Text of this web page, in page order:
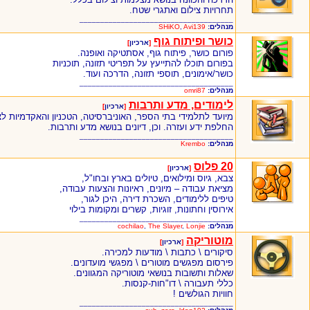
תחרויות צילום ואתגרי שטח.
מנהלים:
SHiKO Avi139
כושר ופיתוח גוף [ארכיון]
פורום כושר, פיתוח גוף, אסתטיקה ואופנה.
בפורום תוכלו להתייעץ על תפריטי תזונה, תוכניות
כושר/אימונים, תוספי תזונה, הדרכה ועוד.
מנהלים: omri87
לימודים, מדע ותרבות [ארכיון]
מיועד לתלמידי בתי הספר, האוניברסיטה, הטכניון והאקדמיות
החלפת ידע ועזרה. וכן, דיונים בנושא מדע ותרבות.
מנהלים: Krembo
20 פלוס [ארכיון]
צבא, גיוס ומילואים, טיולים בארץ ובחו"ל,
מציאת עבודה – מיונים, ראיונות והצעות עבודה,
טיפים ללימודים, השכרת דירה, היכן לגור,
אירוסין וחתונות, זוגיות, קשרים ומקומות בילוי
מנהלים:
cochilao The Slayer, Lonjie
מוטוריקה [ארכיון]
סיקורים \ כתבות \ מודעות למכירה.
פירסום מפגשים מוטורים \ מפגשי מועדונים.
שאלות ותשובות בנושאי מוטוריקה המגוונים.
כללי תעבורה \ דו"חות-קנסות.
חוויות הגולשים !